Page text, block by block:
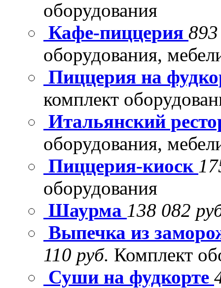
оборудования
Кафе-пиццерия
оборудования,
Пиццерия на
комплект
Итальянский
оборудования,
Пиццерия-киоск
оборудования
Шаурма 138 082
Выпечка из
110 руб. Комплект
Суши на фудкорте